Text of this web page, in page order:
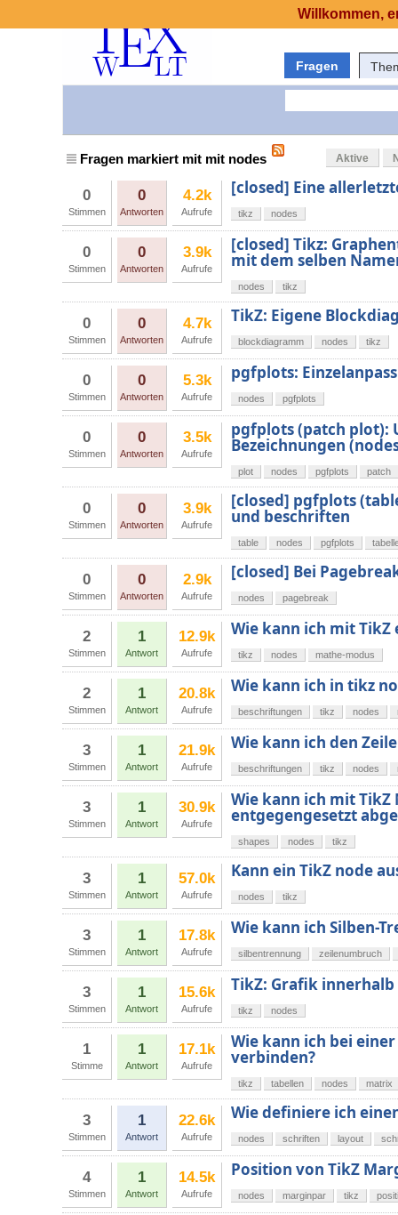
Fragen
Fragen markiert mit mit nodes Aktive
0
Stimmen
0
Antworten
4.2k
Aufrufe
[closed] Eine
tikz nodes
0
Stimmen
0
Antworten
3.9k
Aufrufe
[closed] Tikz:
mit dem selben
nodes tikz
0
Stimmen
0
Antworten
4.7k
Aufrufe
TikZ: Eigene
blockdiagramm nodes tikz
0
Stimmen
0
Antworten
5.3k
Aufrufe
pgfplots:
nodes pgfplots
0
Stimmen
0
Antworten
3.5k
Aufrufe
pgfplots (patch plot):
Bezeichnungen
plot nodes pgfplots patch
0
Stimmen
0
Antworten
3.9k
Aufrufe
[closed] pgfplots
und beschriften
table nodes pgfplots
0
Stimmen
0
Antworten
2.9k
Aufrufe
[closed] Bei
nodes pagebreak
2
Stimmen
1
Antwort
12.9k
Aufrufe
Wie kann ich mit
tikz nodes mathe-modus
2
Stimmen
1
Antwort
20.8k
Aufrufe
Wie kann ich in tikz
beschriftungen tikz nodes
3
Stimmen
1
Antwort
21.9k
Aufrufe
Wie kann ich den
beschriftungen tikz nodes
3
Stimmen
1
Antwort
30.9k
Aufrufe
Wie kann ich mit TikZ
entgegengesetzt
shapes nodes tikz
3
Stimmen
1
Antwort
57.0k
Aufrufe
Kann ein TikZ node
nodes tikz
3
Stimmen
1
Antwort
17.8k
Aufrufe
Wie kann ich Silben-
silbentrennung zeilenumbruch
3
Stimmen
1
Antwort
15.6k
Aufrufe
TikZ: Grafik
tikz nodes
1
Stimme
1
Antwort
17.1k
Aufrufe
Wie kann ich bei
verbinden?
tikz tabellen nodes matrix
3
Stimmen
1
Antwort
22.6k
Aufrufe
Wie definiere ich
nodes schriften layout
4
Stimmen
1
Antwort
14.5k
Aufrufe
Position von TikZ
nodes marginpar tikz
Willkommen,